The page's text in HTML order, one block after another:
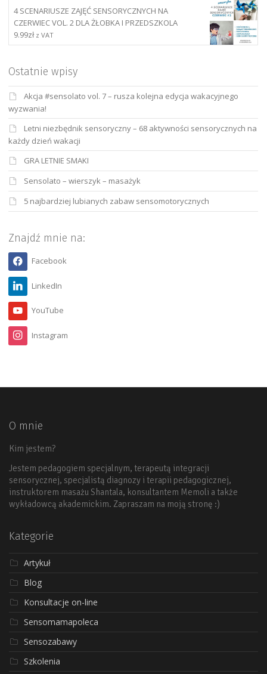
4 SCENARIUSZE ZAJĘĆ SENSORYCZNYCH NA
CZERWIEC VOL. 2 DLA ŻŁOBKA I PRZEDSZKOLA
9.99zł z VAT
Ostatnie wpisy
Akcja #sensolato vol. 7 – rusza kolejna edycja wakacyjnego
wyzwania!
Letni niezbędnik sensoryczny – 68 aktywności sensorycznych na
każdy dzień wakacji
GRA LETNIE SMAKI
Sensolato – wierszyk – masażyk
5 najbardziej lubianych zabaw sensomotorycznych
Znajdź mnie na:
Facebook
LinkedIn
YouTube
Instagram
O mnie
Kim jestem?
Jestem pedagogiem specjalnym, terapeutą integracji
sensorycznej, specjalistą diagnozy i terapii pedagogicznej,
instruktorem masażu Shantala, konsultantem Memoli a także
wykładowcą akademickim. Zapraszam na moją stronę :)
Kategorie
Artykuł
Blog
Konsultacje on-line
Sensomamapoleca
Sensozabawy
Szkolenia